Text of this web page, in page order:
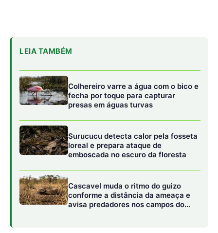
Cerrado
Para evitar esse colapso, a vegetação do Cerrado
desenvolveu adaptações magistrais. Além das raízes
profundas, elas possuem um ajustamento osmótico,
acumulando solutos nas células para “puxar” água com
mais força. Outra barreira física é o súber, a casca grossa
e corticosa, que protege contra a perda de água e o fogo.
enquanto o sol descansa, a planta recupera seu status
hídrico para enfrentar o calor do dia seguinte, um
equilíbrio delicado que mantém a vida pulsando.